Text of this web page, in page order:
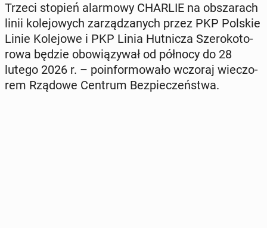
Trzeci stopień alar­mo­wy CHARLIE na ob­sza­rach
linii ko­le­jo­wych za­rzą­dza­nych przez PKP Polskie
Linie Ko­le­jo­we i PKP Linia Hut­ni­cza Sze­ro­ko­to­
ro­wa będzie obo­wią­zy­wał od północy do 28
lutego 2026 r. – po­in­for­mo­wa­ło wczoraj wie­czo­
rem Rządowe Centrum Bez­pie­czeń­stwa.